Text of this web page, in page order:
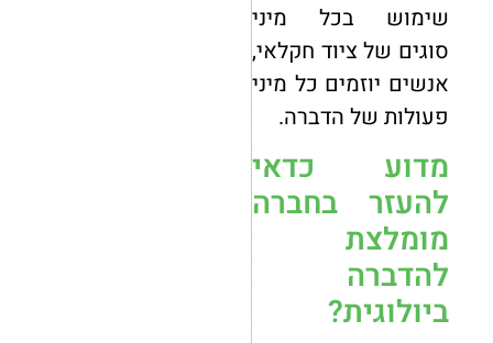
שימוש בכל מיני
סוגים של ציוד חקלאי,
אנשים יוזמים כל מיני
פעולות של הדברה.
מדוע כדאי
להעזר בחברה
מומלצת
להדברה
ביולוגית?